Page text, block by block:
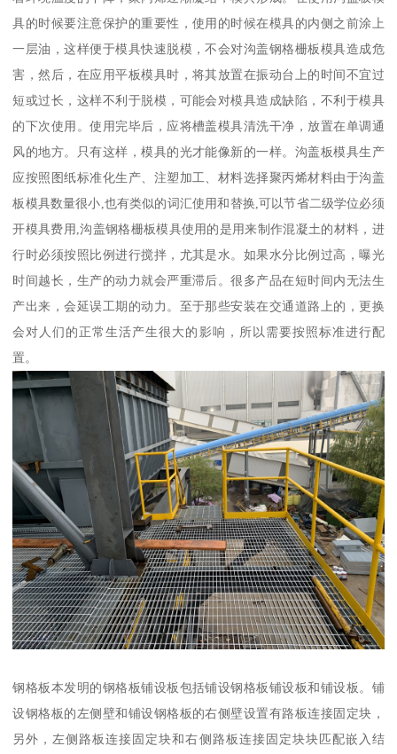
具的时候要注意保护的重要性，使用的时候在模具的内侧之前涂上
一层油，这样便于模具快速脱模，不会对沟盖钢格栅板模具造成危
害，然后，在应用平板模具时，将其放置在振动台上的时间不宜过
短或过长，这样不利于脱模，可能会对模具造成缺陷，不利于模具
的下次使用。使用完毕后，应将槽盖模具清洗干净，放置在单调通
风的地方。只有这样，模具的光才能像新的一样。沟盖板模具生产
应按照图纸标准化生产、注塑加工、材料选择聚丙烯材料由于沟盖
板模具数量很小,也有类似的词汇使用和替换,可以节省二级学位必须
开模具费用,沟盖钢格栅板模具使用的是用来制作混凝土的材料，进
行时必须按照比例进行搅拌，尤其是水。如果水分比例过高，曝光
时间越长，生产的动力就会严重滞后。很多产品在短时间内无法生
产出来，会延误工期的动力。至于那些安装在交通道路上的，更换
会对人们的正常生活产生很大的影响，所以需要按照标准进行配
置。
钢格板本发明的钢格板铺设板包括铺设钢格板铺设板和铺设板。铺
设钢格板的左侧壁和铺设钢格板的右侧壁设置有路板连接固定块，
另外，左侧路板连接固定块和右侧路板连接固定块块匹配嵌入结